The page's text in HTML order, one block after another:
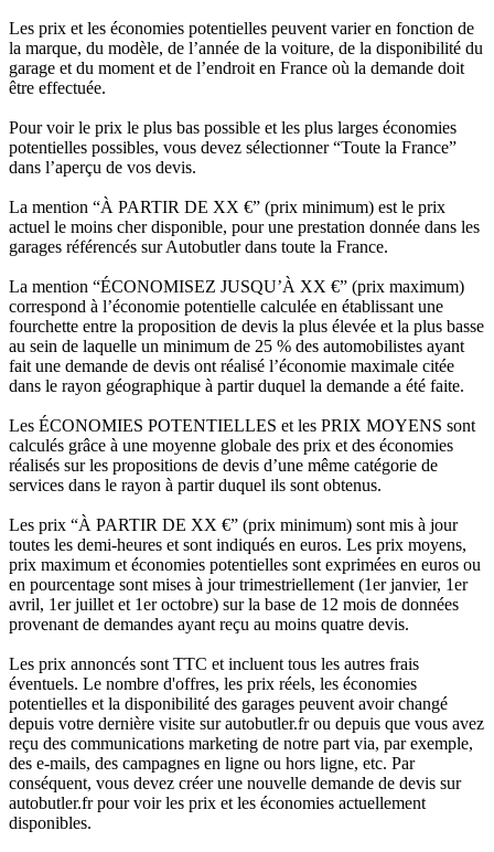
Les prix et les économies potentielles peuvent varier en fonction de
la marque, du modèle, de l’année de la voiture, de la disponibilité du
garage et du moment et de l’endroit en France où la demande doit
être effectuée.
Pour voir le prix le plus bas possible et les plus larges économies
potentielles possibles, vous devez sélectionner “Toute la France”
dans l’aperçu de vos devis.
La mention “À PARTIR DE XX €” (prix minimum) est le prix
actuel le moins cher disponible, pour une prestation donnée dans les
garages référencés sur Autobutler dans toute la France.
La mention “ÉCONOMISEZ JUSQU’À XX €” (prix maximum)
correspond à l’économie potentielle calculée en établissant une
fourchette entre la proposition de devis la plus élevée et la plus basse
au sein de laquelle un minimum de 25 % des automobilistes ayant
fait une demande de devis ont réalisé l’économie maximale citée
dans le rayon géographique à partir duquel la demande a été faite.
Les ÉCONOMIES POTENTIELLES et les PRIX MOYENS sont
calculés grâce à une moyenne globale des prix et des économies
réalisés sur les propositions de devis d’une même catégorie de
services dans le rayon à partir duquel ils sont obtenus.
Les prix “À PARTIR DE XX €” (prix minimum) sont mis à jour
toutes les demi-heures et sont indiqués en euros. Les prix moyens,
prix maximum et économies potentielles sont exprimées en euros ou
en pourcentage sont mises à jour trimestriellement (1er janvier, 1er
avril, 1er juillet et 1er octobre) sur la base de 12 mois de données
provenant de demandes ayant reçu au moins quatre devis.
Les prix annoncés sont TTC et incluent tous les autres frais
éventuels. Le nombre d'offres, les prix réels, les économies
potentielles et la disponibilité des garages peuvent avoir changé
depuis votre dernière visite sur autobutler.fr ou depuis que vous avez
reçu des communications marketing de notre part via, par exemple,
des e-mails, des campagnes en ligne ou hors ligne, etc. Par
conséquent, vous devez créer une nouvelle demande de devis sur
autobutler.fr pour voir les prix et les économies actuellement
disponibles.